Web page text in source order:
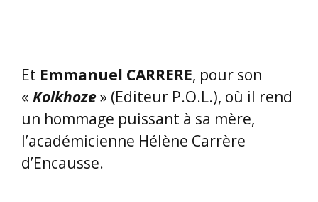
l’académicienne Hélène Carrère
d’Encausse.